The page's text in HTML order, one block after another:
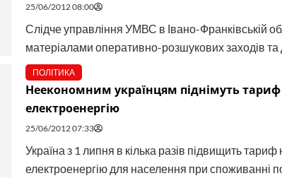
25/06/2012 08:00
Слідче управління УМВС в Івано-Франківській
матеріалами оперативно-розшукових заходів та
ПОЛІТИКА
Неекономним українцям піднімуть
електроенергію
25/06/2012 07:33
Україна з 1 липня в кілька разів підвищить тариф
електроенергію для населення при споживанні